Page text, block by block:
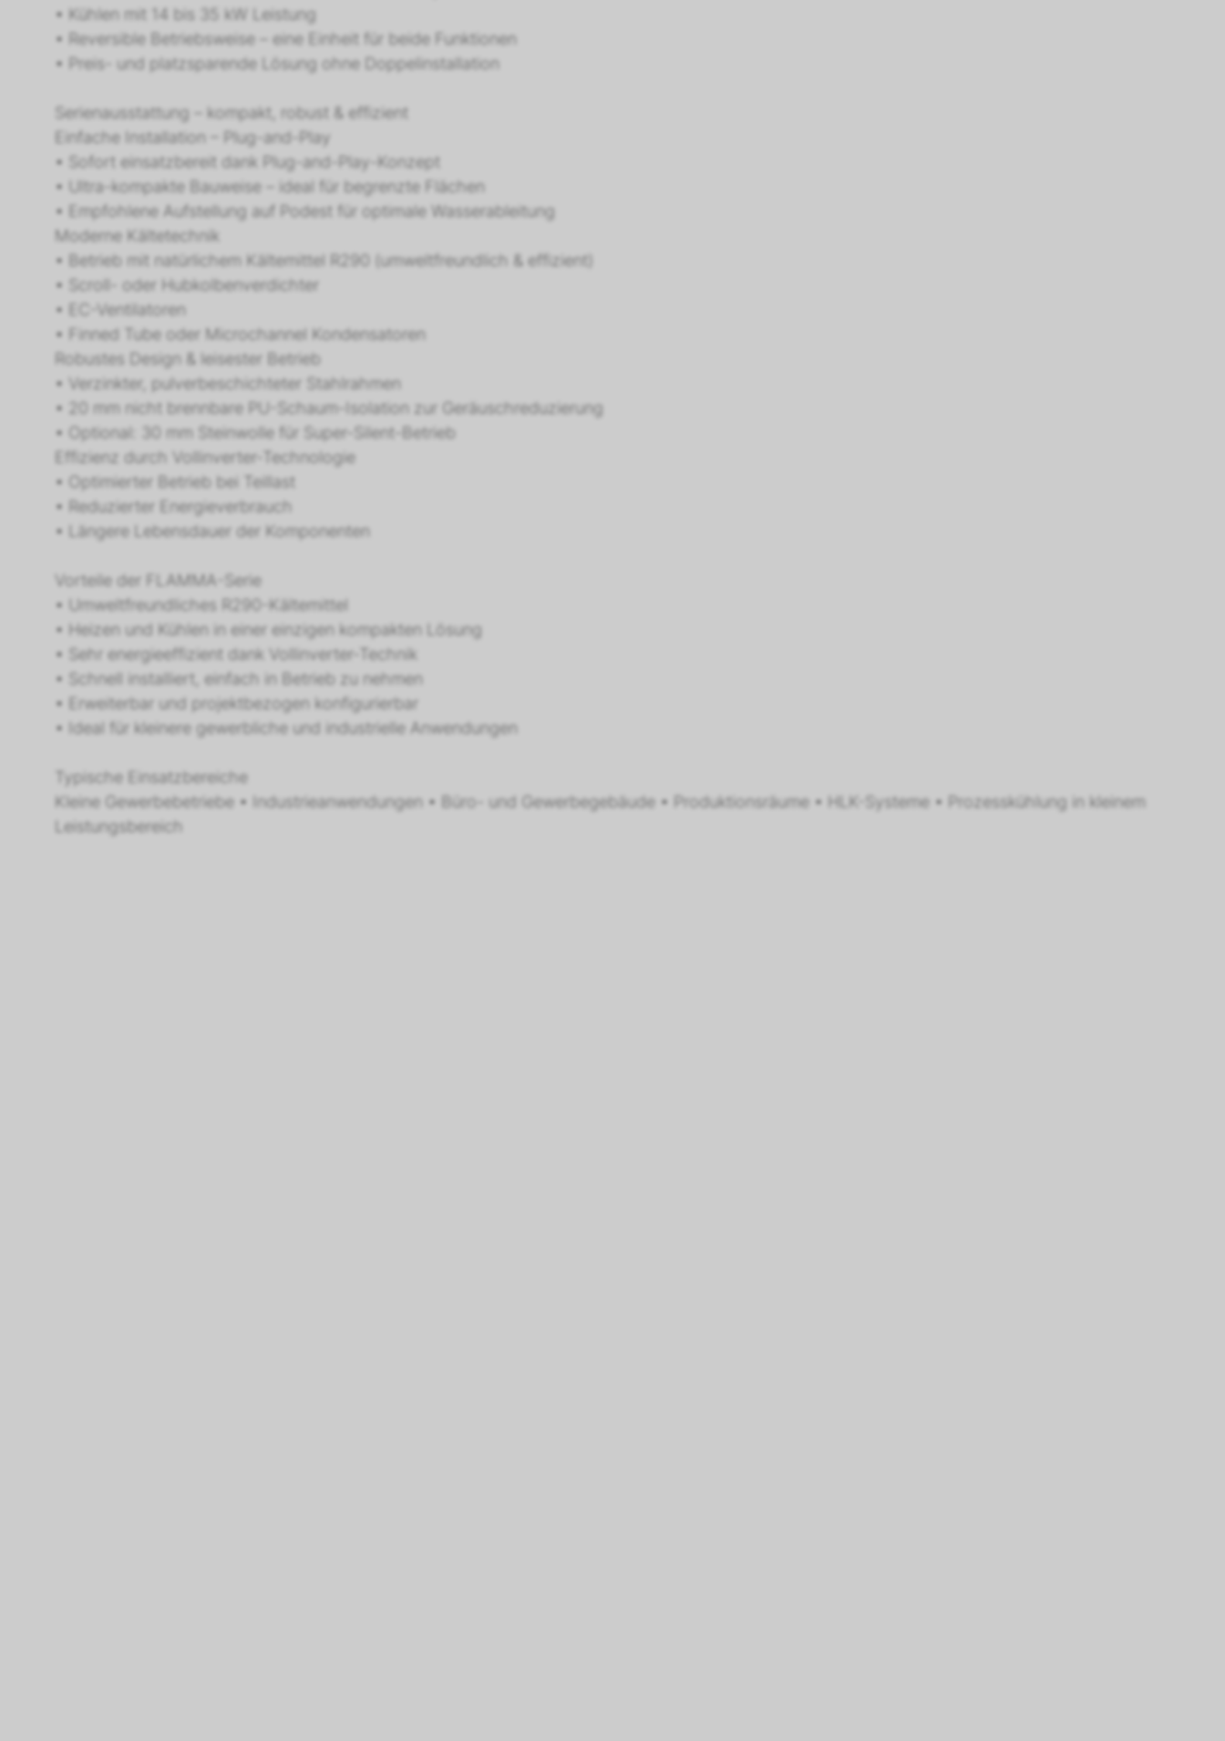
• Kühlen mit 14 bis 35 kW Leistung
• Reversible Betriebsweise – eine Einheit für beide Funktionen
• Preis- und platzsparende Lösung ohne Doppelinstallation
Serienausstattung – kompakt, robust & effizient
Einfache Installation – Plug-and-Play
• Sofort einsatzbereit dank Plug-and-Play-Konzept
• Ultra-kompakte Bauweise – ideal für begrenzte Flächen
• Empfohlene Aufstellung auf Podest für optimale Wasserableitung
Moderne Kältetechnik
• Betrieb mit natürlichem Kältemittel R290 (umweltfreundlich & effizient)
• Scroll- oder Hubkolbenverdichter
• EC-Ventilatoren
• Finned Tube oder Microchannel Kondensatoren
Robustes Design & leisester Betrieb
• Verzinkter, pulverbeschichteter Stahlrahmen
• 20 mm nicht brennbare PU-Schaum-Isolation zur Geräuschreduzierung
• Optional: 30 mm Steinwolle für Super-Silent-Betrieb
Effizienz durch Vollinverter-Technologie
• Optimierter Betrieb bei Teillast
• Reduzierter Energieverbrauch
• Längere Lebensdauer der Komponenten
Vorteile der FLAMMA-Serie
• Umweltfreundliches R290-Kältemittel
• Heizen und Kühlen in einer einzigen kompakten Lösung
• Sehr energieeffizient dank Vollinverter-Technik
• Schnell installiert, einfach in Betrieb zu nehmen
• Erweiterbar und projektbezogen konfigurierbar
• Ideal für kleinere gewerbliche und industrielle Anwendungen
Typische Einsatzbereiche
Kleine Gewerbebetriebe • Industrieanwendungen • Büro- und Gewerbegebäude • Produktionsräume • HLK-Systeme • Prozesskühlung in kleinem
Leistungsbereich